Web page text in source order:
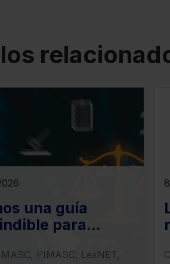
una guía
para
en la